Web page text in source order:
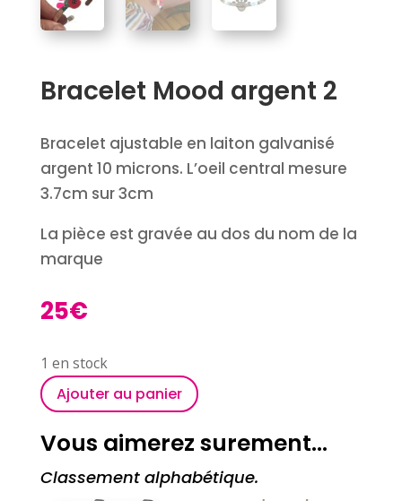
Bracelet Mood argent 2
Bracelet ajustable en laiton galvanisé
argent 10 microns. L’oeil central mesure
3.7cm sur 3cm
La pièce est gravée au dos du nom de la
marque
25€
1 en stock
Ajouter au panier
Vous aimerez surement…
Classement alphabétique.